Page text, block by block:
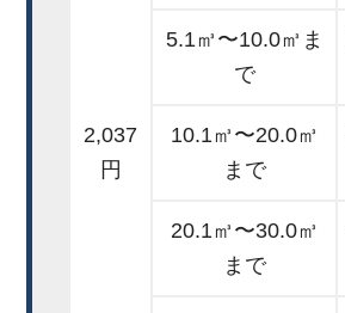
2,037
円
5.1㎥〜10.0㎥ま
で
10.1㎥〜20.0㎥
まで
20.1㎥〜30.0㎥
まで